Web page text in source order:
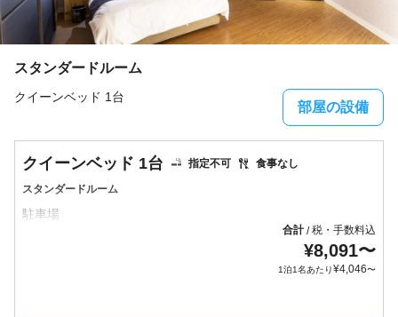
スタンダードルーム
クイーンベッド 1台
部屋の設備
スタンダードルーム
指定不可 食事なし
クイーンベッド 1台
合計/税・手数料込
¥8,091〜
1泊1名あたり¥4,046〜